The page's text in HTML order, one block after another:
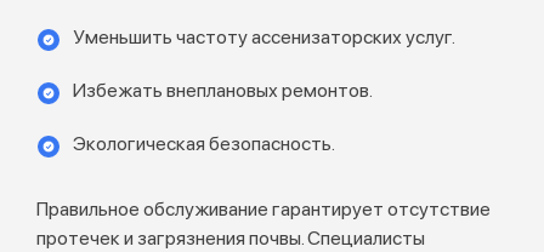
Уменьшить частоту ассенизаторских услуг.
Избежать внеплановых ремонтов.
Экологическая безопасность.
Правильное обслуживание гарантирует отсутствие
протечек и загрязнения почвы. Специалисты